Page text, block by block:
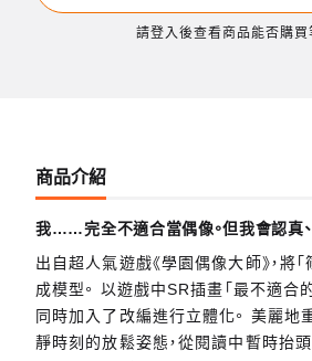
請登入後查看商品能否購買
商品介紹
我……完全不適合當偶像。但我會認真、
出自超人氣遊戲《學園偶像大師》，將
成模型。 以遊戲中SR插畫「最不適合
同時加入了改編進行立體化。 美麗地
靜時刻的放鬆姿態，從閱讀中暫時抬